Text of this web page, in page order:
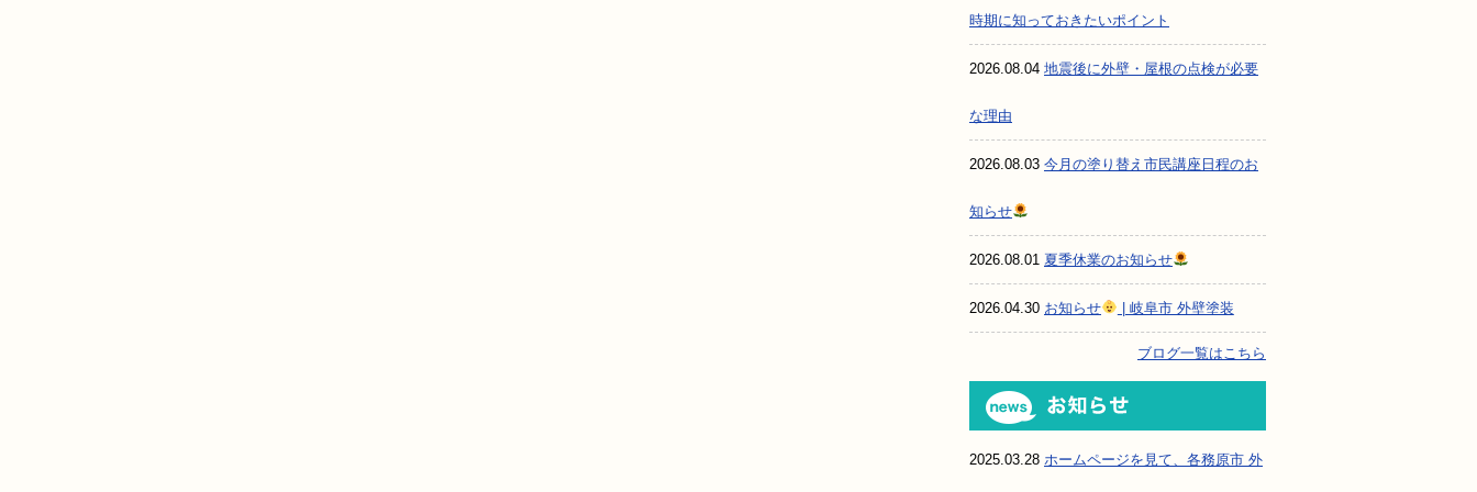
時期に知っておきたいポイント
2026.08.04 地震後に外壁・屋根の点検が必要
な理由
2026.08.03 今月の塗り替え市民講座日程のお
知らせ
2026.08.01 夏季休業のお知らせ
2026.04.30 お知らせ | 岐阜市 外壁塗装
ブログ一覧はこちら
2025.03.28 ホームページを見て、各務原市 外